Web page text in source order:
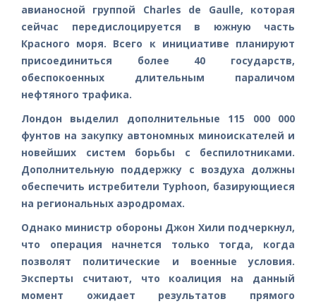
авианосной группой Charles de Gaulle, которая
сейчас передислоцируется в южную часть
Красного моря. Всего к инициативе планируют
присоединиться более 40 государств,
обеспокоенных длительным параличом
нефтяного трафика.
Лондон выделил дополнительные 115 000 000
фунтов на закупку автономных миноискателей и
новейших систем борьбы с беспилотниками.
Дополнительную поддержку с воздуха должны
обеспечить истребители Typhoon, базирующиеся
на региональных аэродромах.
Однако министр обороны Джон Хили подчеркнул,
что операция начнется только тогда, когда
позволят политические и военные условия.
Эксперты считают, что коалиция на данный
момент ожидает результатов прямого